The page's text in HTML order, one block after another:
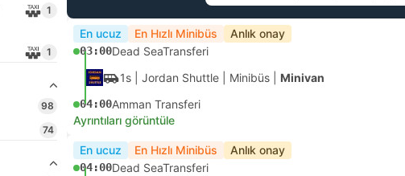
1
1
98
74
En ucuz En Hızlı Minibüs Anlık onay
03:00Dead SeaTransferi
1s | Jordan Shuttle Minibüs Minivan
04:00Amman Transferi
Ayrıntıları görüntüle
En ucuz En Hızlı Minibüs Anlık onay
04:00Dead SeaTransferi